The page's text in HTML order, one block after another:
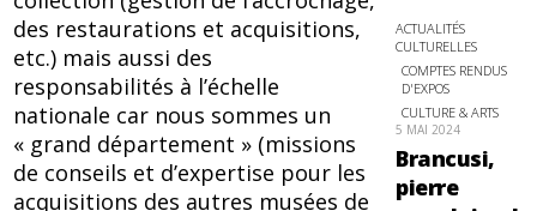
des restaurations et acquisitions,
etc.) mais aussi des
responsabilités à l’échelle
nationale car nous sommes un
« grand département » (missions
de conseils et d’expertise pour les
acquisitions des autres musées de
ACTUALITÉS
CULTURELLES
COMPTES RENDUS
D'EXPOS
CULTURE & ARTS
5 MAI 2024
Brancusi,
pierre